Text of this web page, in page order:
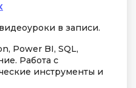
в записи.
Power BI, SQL,
Работа с
инструменты и